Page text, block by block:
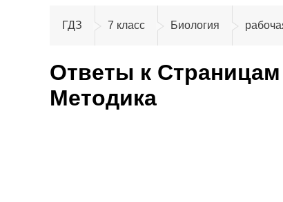
ГДЗ 7 класс Биология
Ответы к
Методика